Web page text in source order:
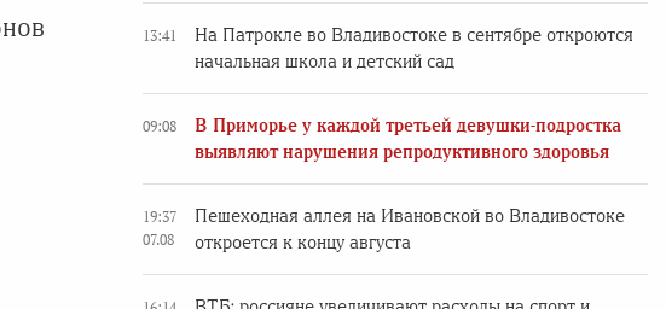
13:41
На Патрокле во Владивостоке в сентябре откроются
начальная школа и детский сад
09:08
В Приморье у каждой третьей девушки-подростка
выявляют нарушения репродуктивного здоровья
19:37
07.08
Пешеходная аллея на Ивановской во Владивостоке
откроется к концу августа